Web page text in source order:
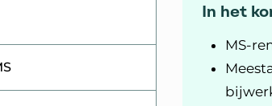
In het
MS-